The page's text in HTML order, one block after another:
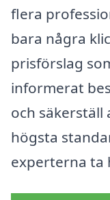
flera
bara några
prisförslag
informerat
och
högsta
experterna ta